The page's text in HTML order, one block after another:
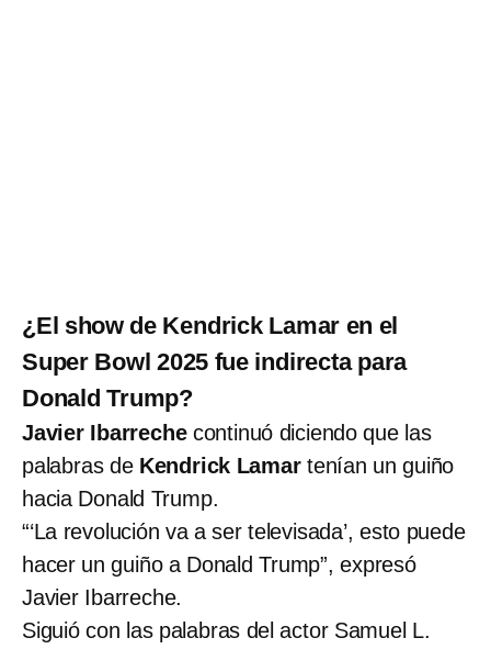
¿El show de Kendrick Lamar en el
Super Bowl 2025 fue indirecta para
Donald Trump?
Javier Ibarrechecontinuó diciendo que las
palabras de Kendrick Lamartenían un guiño
hacia Donald Trump.
“‘La revolución va a ser televisada’, esto puede
hacer un guiño a Donald Trump”, expresó
Javier Ibarreche.
Siguió con las palabras del actor Samuel L.